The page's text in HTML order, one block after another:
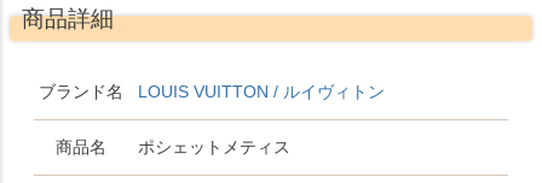
商品詳細
ブランド名 LOUIS VUITTON / ルイヴィトン
商品名 ポシェットメティス